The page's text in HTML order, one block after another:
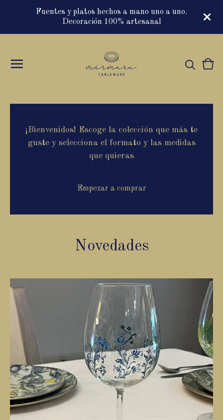
Fuentes y platos hechos a mano uno a uno.
Decoración 100% artesanal
0
¡Bienvenidos! Escoge la colección que más te
guste y selecciona el formato y las medidas
que quieras
Empezar a comprar
Novedades